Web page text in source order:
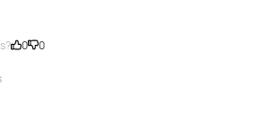
0 0